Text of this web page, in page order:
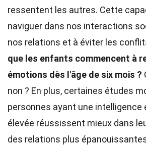
ressentent les autres. Cette
naviguer dans nos interactions
nos relations et à éviter les
que les enfants commencent à
émotions dès l'âge de six mois ?
non ? En plus, certaines études
personnes ayant une intelligence
élevée réussissent mieux dans
des relations plus